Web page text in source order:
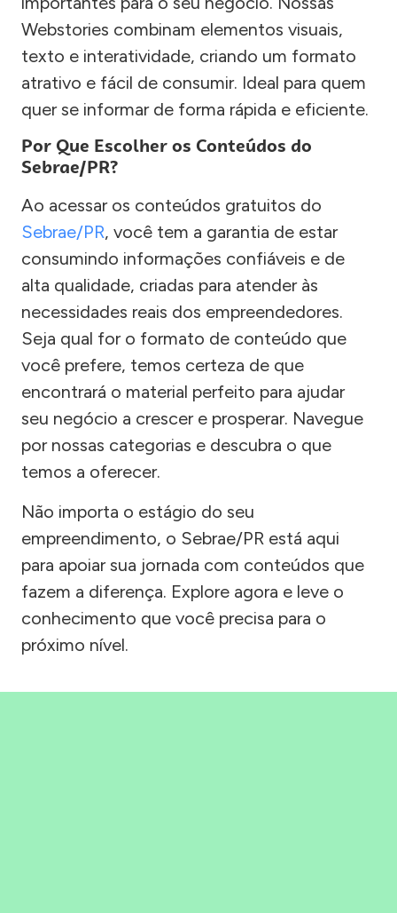
Webstories combinam elementos visuais,
texto e interatividade, criando um formato
atrativo e fácil de consumir. Ideal para quem
quer se informar de forma rápida e eficiente.
Por Que Escolher os Conteúdos do
Sebrae/PR?
Ao acessar os conteúdos gratuitos do
Sebrae/PR, você tem a garantia de estar
consumindo informações confiáveis e de
alta qualidade, criadas para atender às
necessidades reais dos empreendedores.
Seja qual for o formato de conteúdo que
você prefere, temos certeza de que
encontrará o material perfeito para ajudar
seu negócio a crescer e prosperar. Navegue
por nossas categorias e descubra o que
temos a oferecer.
Não importa o estágio do seu
empreendimento, o Sebrae/PR está aqui
para apoiar sua jornada com conteúdos que
fazem a diferença. Explore agora e leve o
conhecimento que você precisa para o
próximo nível.